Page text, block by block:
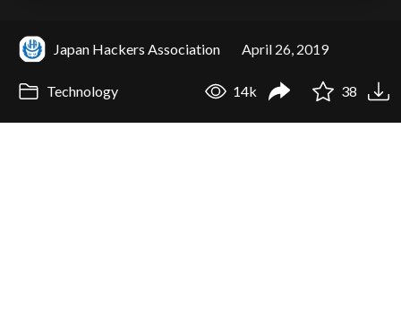
Japan Hackers Association April 26, 2019
Technology 14k 38